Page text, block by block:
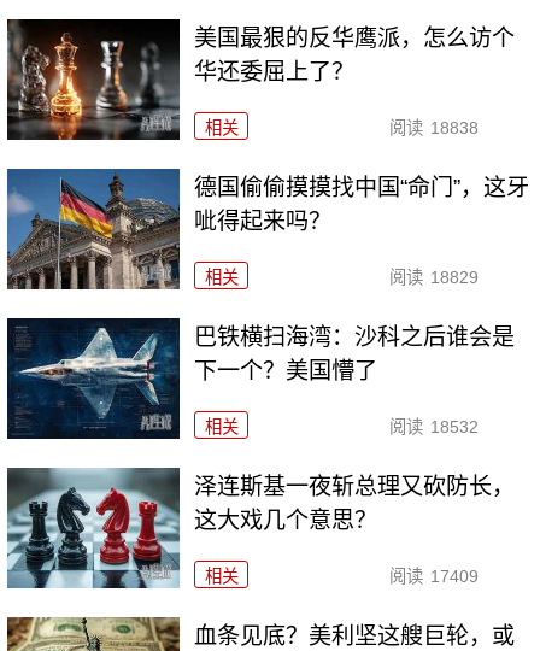
美国最狠的反华鹰派，怎么访个
华还委屈上了？
相关 阅读 18838
德国偷偷摸摸找中国“命门”，这牙
呲得起来吗？
相关 阅读 18829
巴铁横扫海湾：沙科之后谁会是
下一个？美国懵了
相关 阅读 18532
泽连斯基一夜斩总理又砍防长，
这大戏几个意思？
相关 阅读 17409
血条见底？美利坚这艘巨轮，或